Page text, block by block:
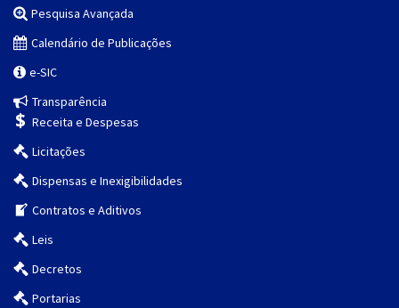
Pesquisa Avançada
Calendário de Publicações
e-SIC
Transparência
Receita e Despesas
Licitações
Dispensas e Inexigibilidades
Contratos e Aditivos
Leis
Decretos
Portarias